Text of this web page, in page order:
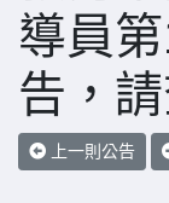
導員
告，請
上一則公告